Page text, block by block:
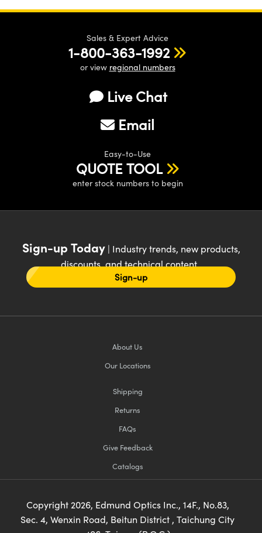
Sales & Expert Advice
1-800-363-1992
or view regional numbers
Live Chat
Email
Easy-to-Use
QUOTE TOOL
enter stock numbers to begin
Sign-up Today| Industry trends, new products,
discounts, and technical content
Sign-up
About Us
Our Locations
Shipping
Returns
FAQs
Give Feedback
Catalogs
Copyright 2026, Edmund Optics Inc., 14F., No.83,
Sec. 4, Wenxin Road, Beitun District , Taichung City